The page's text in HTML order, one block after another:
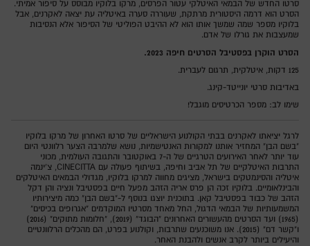
סרטו החדש של הבמאי האיטלקי עטור הפרסים, מרקו בלוקיו מבוסס על סיפור אמיתי.
הסרט הוא דרמה היסטורית מרתקת, שעוררה סערה באיטליה עת יצאה לאקרנים, אבל
בלוקיו מספר שמה שמשך אותו הוא לא ההיבט הפוליטי של הסיפור אלא הנסיבות
שמעצבות את גורלו של אדם.
הסרט הוקרן בפסטיבל הסרטים חיפה 2023.
125 דקות, איטלקית, תרגום לעברית.
באדיבות סרטי יונייטד-קינג.
שימו לב: מספר הכרטיסים מוגבל!
לרגל יציאתו לאקרנים בבתי הקולנוע הישראליים של סרטו האחרון של מרקו בלוקיו
"בשם הבן" המחזיר אותנו למקורות האנטישמיות, נושא שלמרבה הצער רלוונטי היום
עוד יותר לאחר האירועים הטרגיים של ה-7 באוקטובר והתגובה העולמית, מכוני
התרבות האיטלקיים של תל אביב וחיפה, בשיתוף פעולה עם CINECITTA, צ'ינמה
איטליה והסינמטקים בישראל, מציגים מחווה למרקו בלוקיו, מגדולי הבמאים האיטלקים
והבינלאומיים. בלוקיו זכה הן פרס אריה הזהב מפעל חיים בפסטיבל ונציה והן דקל
הזהב של כבוד בפסטיבל קאן. בתוכנית יוצגו בנוסף ל-"בשם הבן" כמה מיצירותיו
המשמעותיות של הבמאי הדגול, החל מאחד מסרטיו המוקדמים "אגרופים בכיסים"
(1965) ועד הסרטים מהעשורים האחרונים "הבוגד" (2019), "חלומות מתוקים" (2016)
ו"קשר דם" (2015). אנו משוכנעים שתרבות, וקולנוע בפרט, הם מהכלים הרלוונטיים
והיעילים ביותר לקרב אנשים ולהבנת האחר.